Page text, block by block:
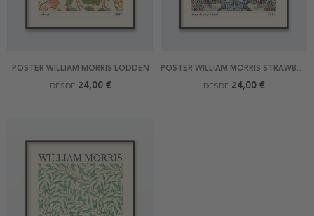
POSTER WILLIAM MORRIS LODDEN
DESDE 24,00 €
POSTER WILLIAM MORRIS STRAWBERRY THIEF
DESDE 24,00 €